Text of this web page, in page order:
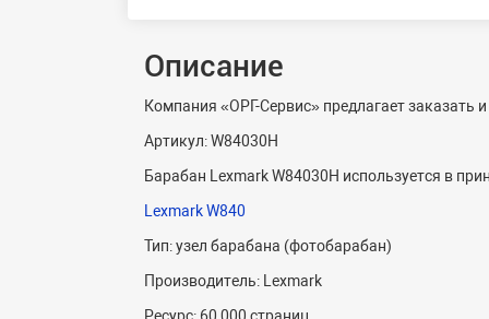
Описание
Компания «ОРГ-Сервис» предлагает заказать
Артикул: W84030H
Барабан Lexmark W84030H используется в
Lexmark W840
Тип: узел барабана (фотобарабан)
Производитель: Lexmark